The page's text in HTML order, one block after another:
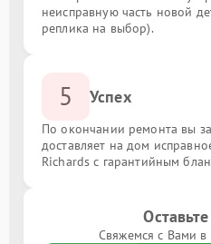
неисправную часть новой
реплика на выбор).
5 Успех
По окончании ремонта вы
доставляет на дом
Richards с гарантийным
Свяжемся с Вами